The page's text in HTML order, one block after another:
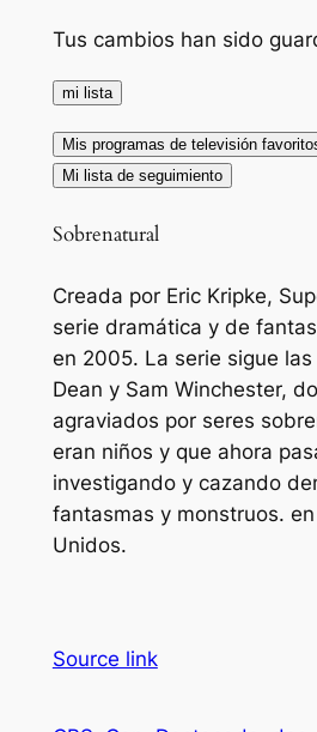
Tus cambios han sido
mi lista
Mis programas de televisión
Mi lista de seguimiento
Sobrenatural
Creada por Eric Kripke,
serie dramática y de
en 2005. La serie sigue
Dean y Sam Winchester,
agraviados por seres
eran niños y que ahora
investigando y cazando
fantasmas y monstruos.
Unidos.
Source link